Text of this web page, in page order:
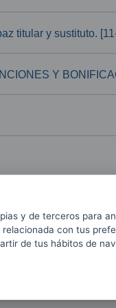
titular y sustituto.
Y
de Legutio en
y de terceros para
con tus
de tus hábitos de